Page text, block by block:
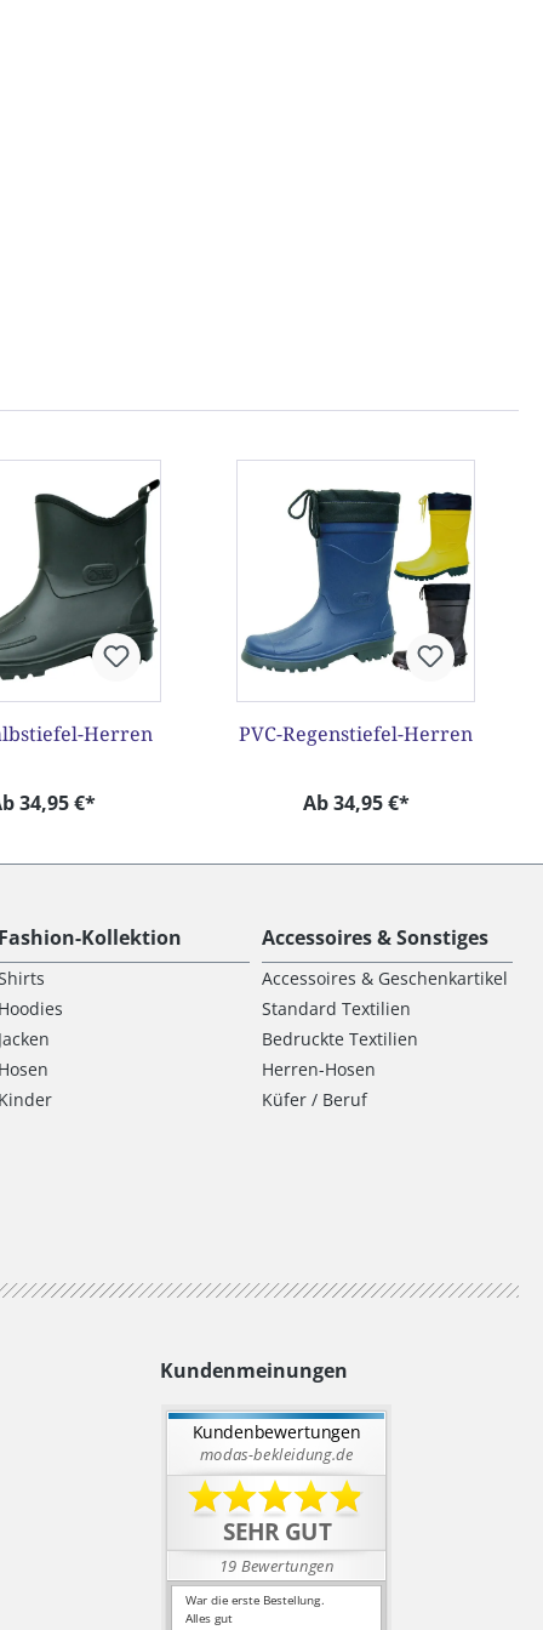
Herren
34,95 €*
PVC-Regenstiefel-Herren
Ab 34,95 €*
Fashion-Kollektion
Hoodies
Jacken
Hosen
Kinder
Accessoires & Sonstiges
Accessoires & Geschenkartikel
Standard Textilien
Bedruckte Textilien
Herren-Hosen
Küfer / Beruf
Kundenmeinungen